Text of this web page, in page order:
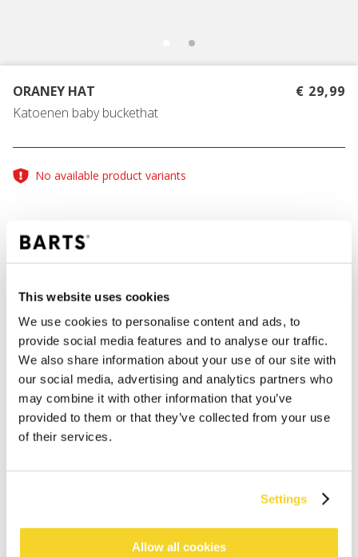
This website uses cookies
We use cookies to personalise content and ads, to
provide social media features and to analyse our traffic.
We also share information about your use of our site with
our social media, advertising and analytics partners who
may combine it with other information that you’ve
provided to them or that they’ve collected from your use
of their services.
Settings
Allow all cookies
ORANEY HAT
Katoenen baby buckethat
€ 29,99
No available product variants
KLEURblue
IN WINKELWAGEN
Bestellingen die op werkdagen vóór 12:00 uur
worden geplaatst, worden dezelfde dag verzonden
Gratis verzending voor orders boven € 50,- binnen